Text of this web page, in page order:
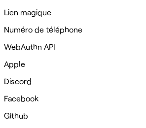
Lien magique
Numéro de téléphone
WebAuthn API
Apple
Discord
Facebook
Github